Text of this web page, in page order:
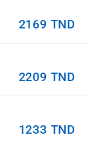
2169 TND
2209 TND
1233 TND